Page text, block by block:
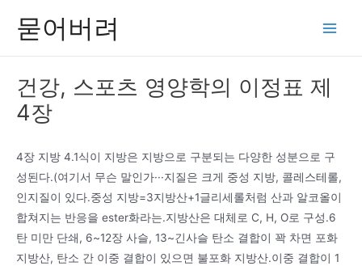
묻어버려
건강, 스포츠 영양학의 이정표 제
4장
4장 지방 4.1식이 지방은 지방으로 구분되는 다양한 성분으로 구
성된다.(여기서 무슨 말인가···지질은 크게 중성 지방, 콜레스테롤,
인지질이 있다.중성 지방=3지방산+1글리세롤처럼 산과 알코올이
합쳐지는 반응을 ester화라는.지방산은 대체로 C, H, O로 구성.6
탄 미만 단쇄, 6~12장 사슬, 13~긴사슬 탄소 결합이 꽉 차면 포화
지방산, 탄소 간 이중 결합이 있으면 불포화 지방산.이중 결합이 1